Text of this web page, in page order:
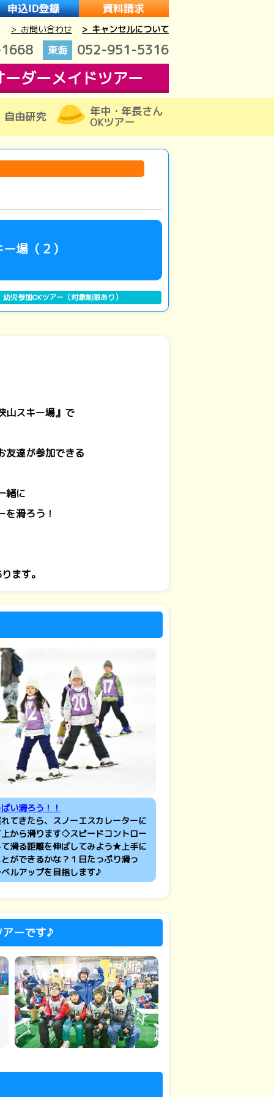
> お問い合わせ > キャンセルについて
東海 052-951-5316
ーダーメイドツアー
自由研究 年中・年長さん
OKツアー
場（２）
幼児参加OKツアー（対象制限あり）
山スキー場』で
友達が参加できる
緒に
を滑ろう！
ます。
い滑ろう！！
てきたら、スノーエスカレーターに
から滑ります◇スピードコントロー
滑る距離を伸ばしてみよう★上手に
ができるかな？１日たっぷり滑っ
ルアップを目指します♪
ーです♪